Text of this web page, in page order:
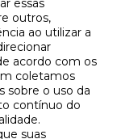
essas
outros,
ao utilizar a
acordo com os
coletamos
sobre o uso da
contínuo do
suas